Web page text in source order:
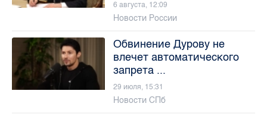
6 августа, 12:09
Новости России
Обвинение Дурову не
влечет автоматического
запрета ...
29 июля, 15:31
Новости СПб